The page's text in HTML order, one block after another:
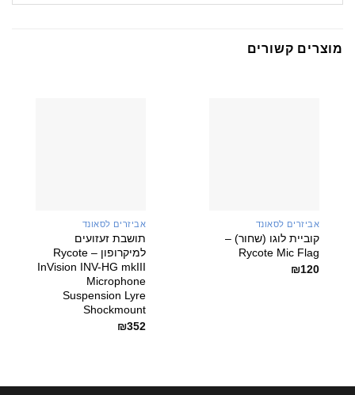
מוצרים קשורים
אביזרים לסאונד
קוביית לוגו (שחור) –
Rycote Mic Flag
₪120
אביזרים לסאונד
תושבת זעזועים
למיקרופון – Rycote
InVision INV-HG mkIII
Microphone
Suspension Lyre
Shockmount
₪352